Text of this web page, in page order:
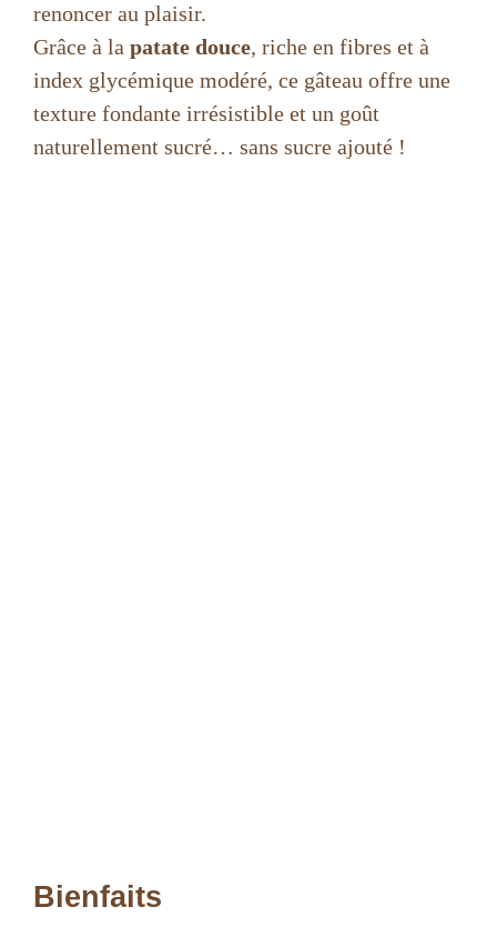
renoncer au plaisir.
Grâce à la patate douce, riche en fibres et à
index glycémique modéré, ce gâteau offre une
texture fondante irrésistible et un goût
naturellement sucré… sans sucre ajouté !
Bienfaits